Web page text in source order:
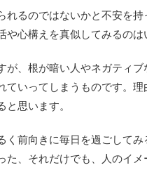
れるのではないかと不安を持
や心構えを真似してみるのは
が、根が暗い人やネガティブ
ていってしまうものです。
と思います。
く前向きに毎日を過ごしてみ
た、それだけでも、人のイメ